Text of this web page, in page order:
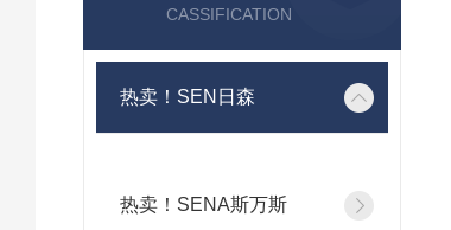
CASSIFICATION
热卖！SEN日森
热卖！SENA斯万斯